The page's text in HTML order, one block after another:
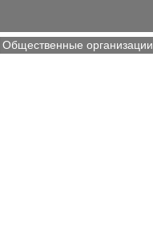
Общественные организации